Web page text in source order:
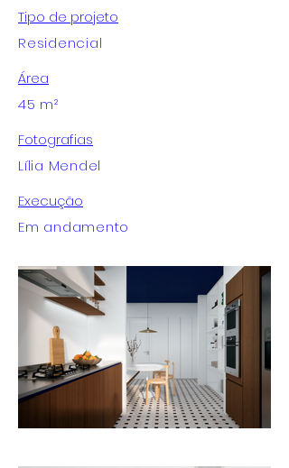
Tipo de projeto
Residencial
Área
45 m²
Fotografias
Lília Mendel
Execução
Em andamento